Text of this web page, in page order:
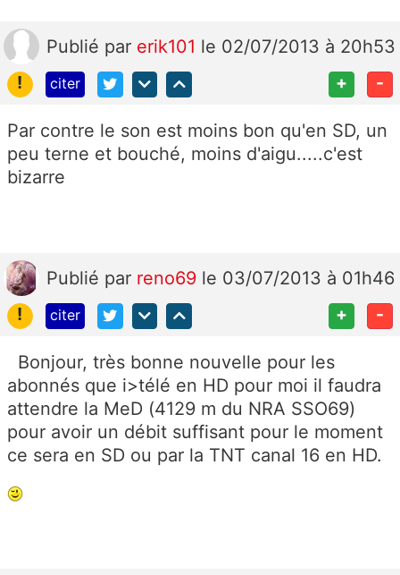
Publié par erik101 le 02/07/2013 à 20h53
!
citer + -
Par contre le son est moins bon qu'en SD, un
peu terne et bouché, moins d'aigu.....c'est
bizarre
Publié par reno69 le 03/07/2013 à 01h46
!
citer + -
Bonjour, très bonne nouvelle pour les
abonnés que i>télé en HD pour moi il faudra
attendre la MeD (4129 m du NRA SSO69)
pour avoir un débit suffisant pour le moment
ce sera en SD ou par la TNT canal 16 en HD.